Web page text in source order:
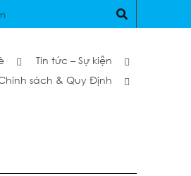
Tin tức – Sự kiện
sách & Quy Định